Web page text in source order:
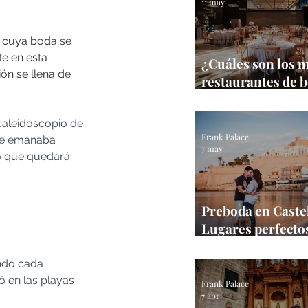
boda se
en esta
se llena de
de
emanaba
que quedará
cada
en las playas
¿Cuáles son los
restaurantes de
Preboda en
Lugares
Frank Palace
Frank Palace
7 may
Frank Palace
7 abr